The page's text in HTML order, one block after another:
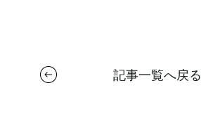
記事一覧へ戻る